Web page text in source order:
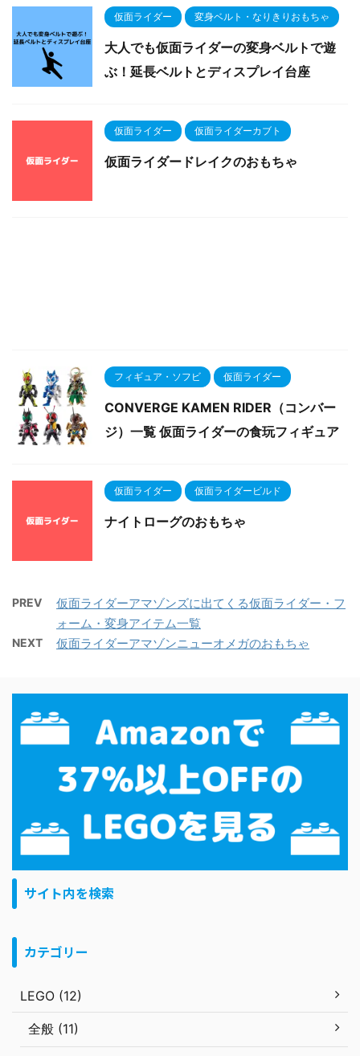
仮面ライダー 変身ベルト・なりきりおもちゃ
大人でも仮面ライダーの変身ベルトで遊
ぶ！延長ベルトとディスプレイ台座
仮面ライダー 仮面ライダーカブト
仮面ライダードレイクのおもちゃ
フィギュア・ソフビ 仮面ライダー
CONVERGE KAMEN RIDER（コンバー
ジ）一覧 仮面ライダーの食玩フィギュア
仮面ライダー 仮面ライダービルド
ナイトローグのおもちゃ
PREV
仮面ライダーアマゾンズに出てくる仮面ライダー・フ
ォーム・変身アイテム一覧
NEXT 仮面ライダーアマゾンニューオメガのおもちゃ
サイト内を検索
カテゴリー
LEGO (12)
全般 (11)